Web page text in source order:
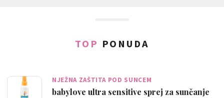
TOP PONUDA
NJEŽNA ZAŠTITA POD SUNCEM
babylove ultra sensitive sprej za sunčanje